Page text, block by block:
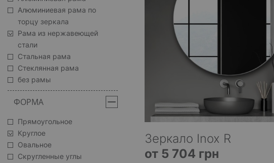
Алюминиевая рама по
торцу зеркала
Рама из нержавеющей
стали
Стальная рама
Стеклянная рама
без рамы
ФОРМА
Прямоугольное
Круглое
Овальное
Скругленные углы
Зеркало Inox R
от 5 704 грн